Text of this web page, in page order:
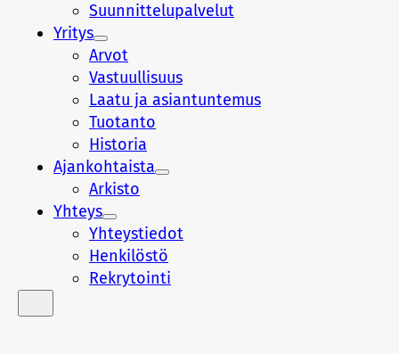
Suunnittelupalvelut
Yritys
Arvot
Vastuullisuus
Laatu ja asiantuntemus
Tuotanto
Historia
Ajankohtaista
Arkisto
Yhteys
Yhteystiedot
Henkilöstö
Rekrytointi